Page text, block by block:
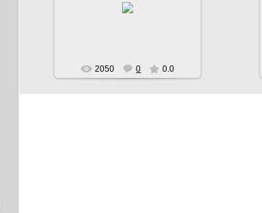
10 юаней 2005 реверс
2050 0 0.0